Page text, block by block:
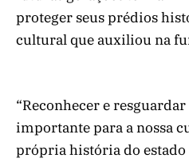
proteger seus prédios
cultural que auxiliou na
“Reconhecer e
importante para a nossa
própria história do estado